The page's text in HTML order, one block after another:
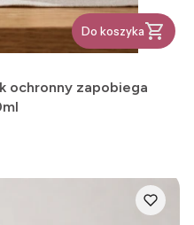
Do koszyka
ochronny zapobiega